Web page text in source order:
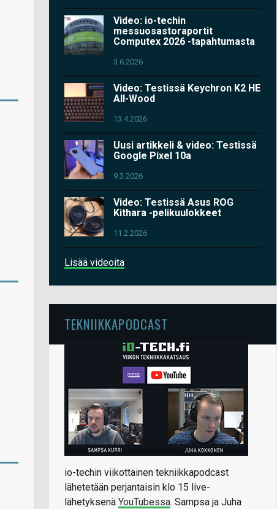
Video: io-techin
messuosastoraportit
Computex 2026 -tapahtumasta
3.6.2026
Video: Testissä Keychron K2 HE
All-Wood
13.4.2026
Uusi artikkeli & video: Testissä
Google Pixel 10a
9.3.2026
Video: Testissä Asus ROG
Kithara -pelikuulokkeet
11.2.2026
Lisää videoita
TEKNIIKKAPODCAST
io-techin viikottainen tekniikkapodcast
lähetetään perjantaisin klo 15 live-
lähetyksenä YouTubessa. Sampsa ja Juha